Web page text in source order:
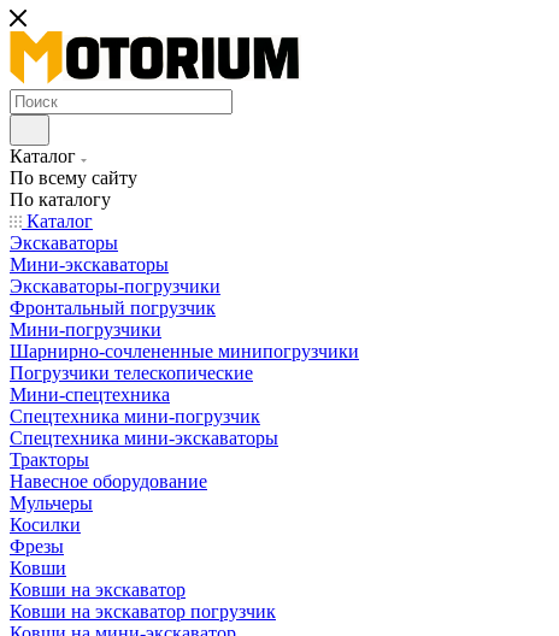
Каталог
По всему сайту
По каталогу
Каталог
Экскаваторы
Мини-экскаваторы
Экскаваторы-погрузчики
Фронтальный погрузчик
Мини-погрузчики
Шарнирно-сочлененные минипогрузчики
Погрузчики телескопические
Мини-спецтехника
Спецтехника мини-погрузчик
Спецтехника мини-экскаваторы
Тракторы
Навесное оборудование
Мульчеры
Косилки
Фрезы
Ковши
Ковши на экскаватор
Ковши на экскаватор погрузчик